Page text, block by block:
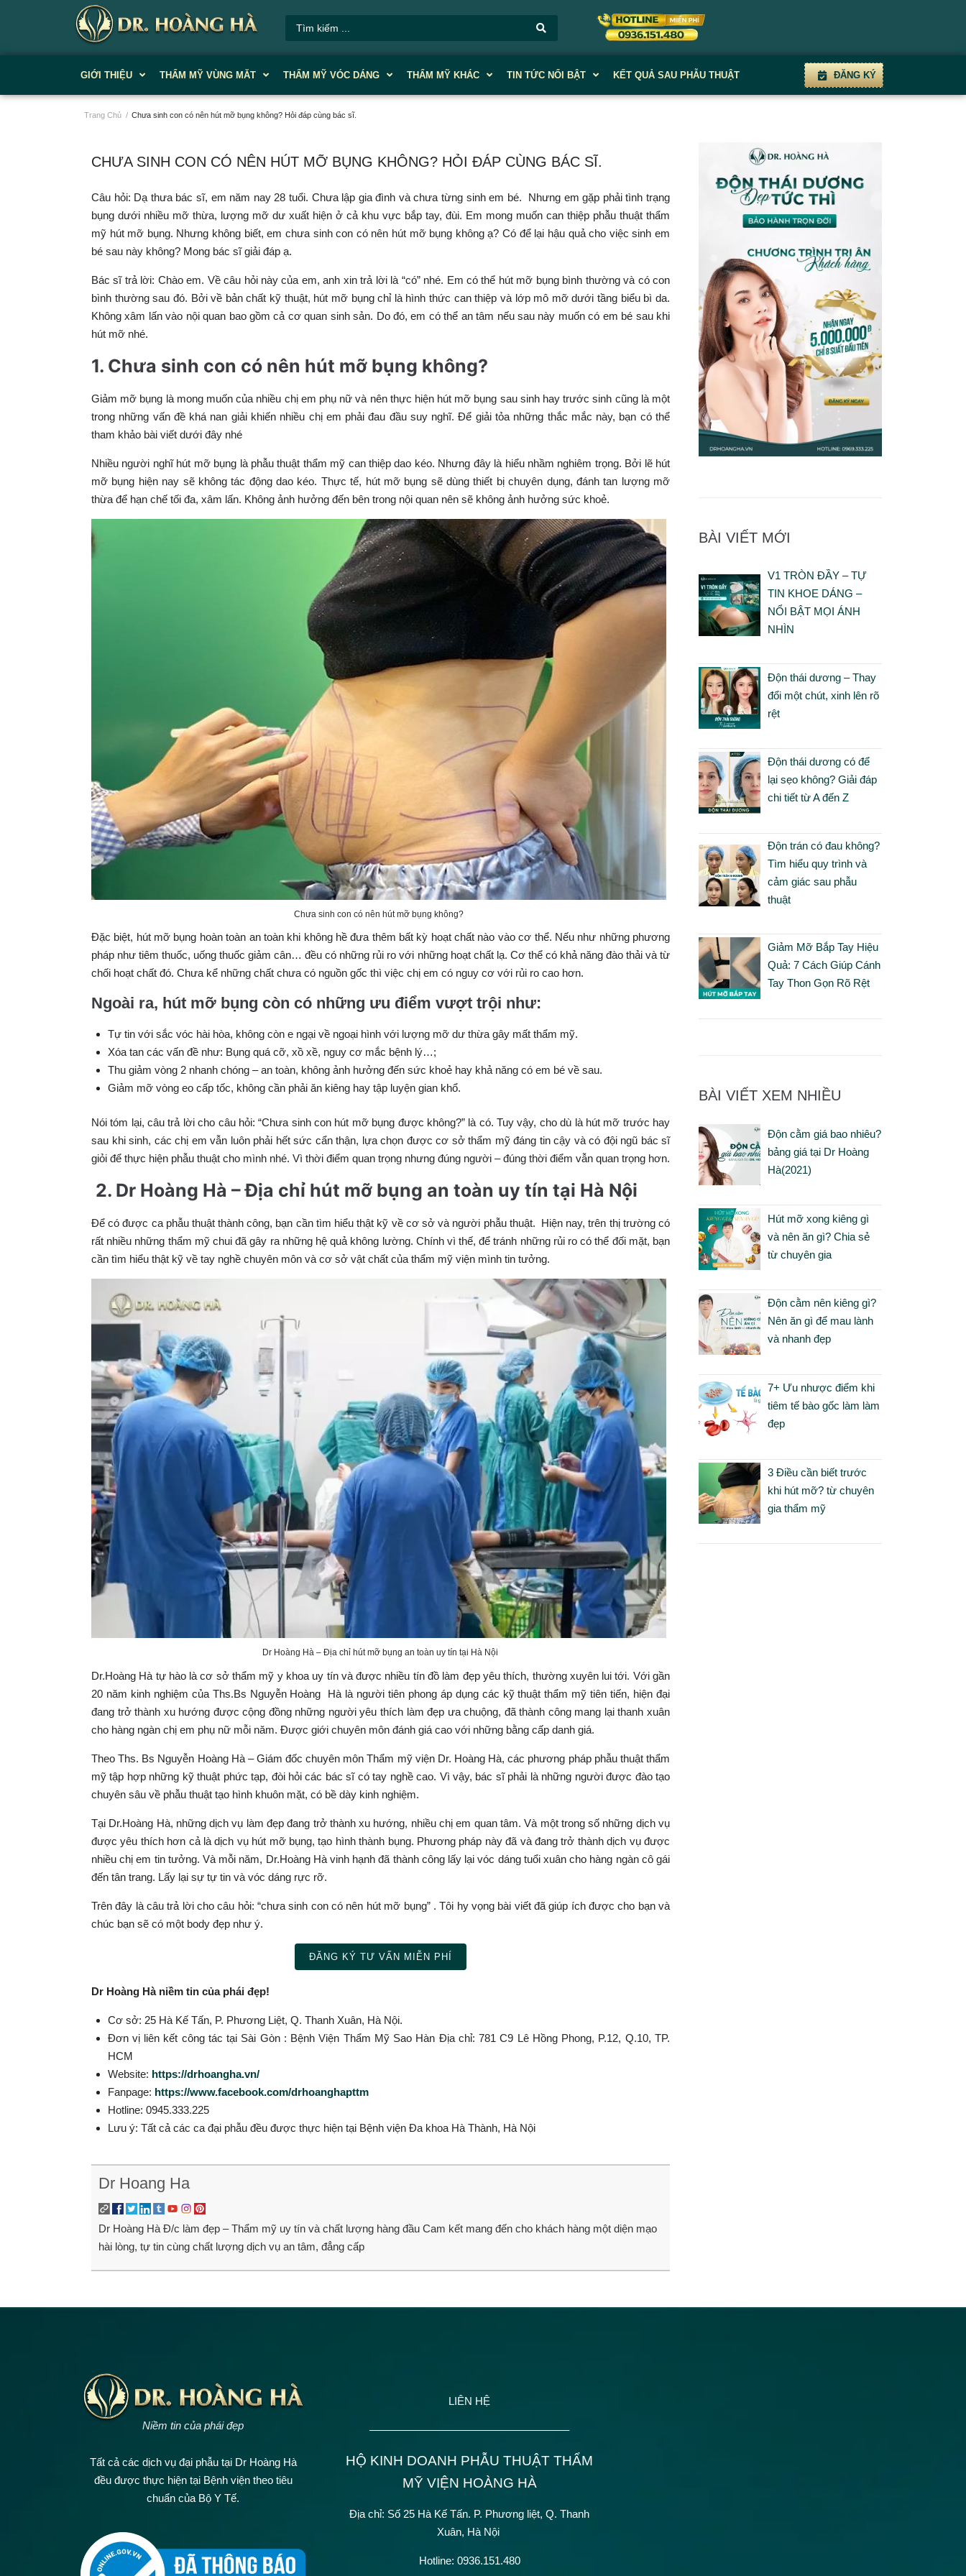
GIỚI THIỆU THẨM MỸ VÙNG MĂT THẨM MỸ VÓC DÁNG THẨM MỸ KHÁC TIN TỨC NỔI BẬT KẾT QUẢ SAU PHẪU THUẬT ĐĂNG KÝ
Trang Chủ / Chưa sinh con có nên hút mỡ bụng không? Hỏi đáp cùng bác sĩ.
CHƯA SINH CON CÓ NÊN HÚT MỠ BỤNG KHÔNG? HỎI ĐÁP CÙNG BÁC SĨ.
Câu hỏi: Dạ thưa bác sĩ, em năm nay 28 tuổi. Chưa lập gia đình và chưa từng sinh em bé. Nhưng em gặp phải tình trạng
bụng dưới nhiều mỡ thừa, lượng mỡ dư xuất hiện ở cả khu vực bắp tay, đùi. Em mong muốn can thiệp phẫu thuật thẩm
mỹ hút mỡ bụng. Nhưng không biết, em chưa sinh con có nên hút mỡ bụng không ạ? Có để lại hậu quả cho việc sinh em
bé sau này không? Mong bác sĩ giải đáp ạ.
Bác sĩ trả lời: Chào em. Về câu hỏi này của em, anh xin trả lời là “có” nhé. Em có thể hút mỡ bụng bình thường và có con
bình thường sau đó. Bởi về bản chất kỹ thuật, hút mỡ bụng chỉ là hình thức can thiệp và lớp mô mỡ dưới tầng biểu bì da.
Không xâm lấn vào nội quan bao gồm cả cơ quan sinh sản. Do đó, em có thể an tâm nếu sau này muốn có em bé sau khi
hút mỡ nhé.
1. Chưa sinh con có nên hút mỡ bụng không?
Giảm mỡ bụng là mong muốn của nhiều chị em phụ nữ và nên thực hiện hút mỡ bụng sau sinh hay trước sinh cũng là một
trong những vấn đề khá nan giải khiến nhiều chị em phải đau đầu suy nghĩ. Để giải tỏa những thắc mắc này, bạn có thể
tham khảo bài viết dưới đây nhé
Nhiều người nghĩ hút mỡ bụng là phẫu thuật thẩm mỹ can thiệp dao kéo. Nhưng đây là hiểu nhầm nghiêm trọng. Bởi lẽ hút
mỡ bụng hiện nay sẽ không tác động dao kéo. Thực tế, hút mỡ bụng sẽ dùng thiết bị chuyên dụng, đánh tan lượng mỡ
thừa để hạn chế tối đa, xâm lấn. Không ảnh hưởng đến bên trong nội quan nên sẽ không ảnh hưởng sức khoẻ.
Chưa sinh con có nên hút mỡ bụng không?
Đặc biệt, hút mỡ bụng hoàn toàn an toàn khi không hề đưa thêm bất kỳ hoạt chất nào vào cơ thể. Nếu như những phương
pháp như tiêm thuốc, uống thuốc giảm cân… đều có những rủi ro với những hoạt chất lạ. Cơ thể có khả năng đào thải và từ
chối hoạt chất đó. Chưa kể những chất chưa có nguồn gốc thì việc chị em có nguy cơ với rủi ro cao hơn.
Ngoài ra, hút mỡ bụng còn có những ưu điểm vượt trội như:
Tự tin với sắc vóc hài hòa, không còn e ngại về ngoại hình với lượng mỡ dư thừa gây mất thẩm mỹ.
Xóa tan các vấn đề như: Bụng quá cỡ, xồ xề, nguy cơ mắc bệnh lý…;
Thu giảm vòng 2 nhanh chóng – an toàn, không ảnh hưởng đến sức khoẻ hay khả năng có em bé về sau.
Giảm mỡ vòng eo cấp tốc, không cần phải ăn kiêng hay tập luyện gian khổ.
Nói tóm lại, câu trả lời cho câu hỏi: “Chưa sinh con hút mỡ bụng được không?” là có. Tuy vậy, cho dù là hút mỡ trước hay
sau khi sinh, các chị em vẫn luôn phải hết sức cẩn thận, lựa chọn được cơ sở thẩm mỹ đáng tin cậy và có đội ngũ bác sĩ
giỏi để thực hiện phẫu thuật cho mình nhé. Vì thời điểm quan trọng nhưng đúng người – đúng thời điểm vẫn quan trọng hơn.
2. Dr Hoàng Hà – Địa chỉ hút mỡ bụng an toàn uy tín tại Hà Nội
Để có được ca phẫu thuật thành công, bạn cần tìm hiểu thật kỹ về cơ sở và người phẫu thuật. Hiện nay, trên thị trường có
rất nhiều những thẩm mỹ chui đã gây ra những hệ quả không lường. Chính vì thế, để tránh những rủi ro có thể đối mặt, bạn
cần tìm hiểu thật kỹ về tay nghề chuyên môn và cơ sở vật chất của thẩm mỹ viện mình tin tưởng.
Dr Hoàng Hà – Địa chỉ hút mỡ bụng an toàn uy tín tại Hà Nội
Dr.Hoàng Hà tự hào là cơ sở thẩm mỹ y khoa uy tín và được nhiều tín đồ làm đẹp yêu thích, thường xuyên lui tới. Với gần
20 năm kinh nghiệm của Ths.Bs Nguyễn Hoàng Hà là người tiên phong áp dụng các kỹ thuật thẩm mỹ tiên tiến, hiện đại
đang trở thành xu hướng được cộng đồng những người yêu thích làm đẹp ưa chuộng, đã thành công mang lại thanh xuân
cho hàng ngàn chị em phụ nữ mỗi năm. Được giới chuyên môn đánh giá cao với những bằng cấp danh giá.
Theo Ths. Bs Nguyễn Hoàng Hà – Giám đốc chuyên môn Thẩm mỹ viện Dr. Hoàng Hà, các phương pháp phẫu thuật thẩm
mỹ tập hợp những kỹ thuật phức tạp, đòi hỏi các bác sĩ có tay nghề cao. Vì vậy, bác sĩ phải là những người được đào tạo
chuyên sâu về phẫu thuật tạo hình khuôn mặt, có bề dày kinh nghiệm.
Tại Dr.Hoàng Hà, những dịch vụ làm đẹp đang trở thành xu hướng, nhiều chị em quan tâm. Và một trong số những dịch vụ
được yêu thích hơn cả là dịch vụ hút mỡ bụng, tạo hình thành bụng. Phương pháp này đã và đang trở thành dịch vụ được
nhiều chị em tin tưởng. Và mỗi năm, Dr.Hoàng Hà vinh hạnh đã thành công lấy lại vóc dáng tuổi xuân cho hàng ngàn cô gái
đến tân trang. Lấy lại sự tự tin và vóc dáng rực rỡ.
Trên đây là câu trả lời cho câu hỏi: “chưa sinh con có nên hút mỡ bụng” . Tôi hy vọng bài viết đã giúp ích được cho bạn và
chúc bạn sẽ có một body đẹp như ý.
ĐĂNG KÝ TƯ VẤN MIỄN PHÍ
Dr Hoàng Hà niềm tin của phái đẹp!
Cơ sở: 25 Hà Kế Tấn, P. Phương Liệt, Q. Thanh Xuân, Hà Nội.
Đơn vị liên kết công tác tại Sài Gòn : Bệnh Viện Thẩm Mỹ Sao Hàn Địa chỉ: 781 C9 Lê Hồng Phong, P.12, Q.10, TP.
HCM
Website: https://drhoangha.vn/
Fanpage: https://www.facebook.com/drhoanghapttm
Hotline: 0945.333.225
Lưu ý: Tất cả các ca đại phẫu đều được thực hiện tại Bệnh viện Đa khoa Hà Thành, Hà Nội
Dr Hoang Ha
Dr Hoàng Hà Đ/c làm đẹp – Thẩm mỹ uy tín và chất lượng hàng đầu Cam kết mang đến cho khách hàng một diện mạo
hài lòng, tự tin cùng chất lượng dịch vụ an tâm, đẳng cấp
BÀI VIẾT MỚI
V1 TRÒN ĐẦY – TỰ
TIN KHOE DÁNG –
NỔI BẬT MỌI ÁNH
NHÌN
Độn thái dương – Thay
đổi một chút, xinh lên rõ
rệt
Độn thái dương có để
lại sẹo không? Giải đáp
chi tiết từ A đến Z
Độn trán có đau không?
Tìm hiểu quy trình và
cảm giác sau phẫu
thuật
Giảm Mỡ Bắp Tay Hiệu
Quả: 7 Cách Giúp Cánh
Tay Thon Gọn Rõ Rệt
BÀI VIẾT XEM NHIỀU
Độn cằm giá bao nhiêu?
bảng giá tại Dr Hoàng
Hà(2021)
Hút mỡ xong kiêng gì
và nên ăn gì? Chia sẻ
từ chuyên gia
Độn cằm nên kiêng gì?
Nên ăn gì để mau lành
và nhanh đẹp
7+ Ưu nhược điểm khi
tiêm tế bào gốc làm làm
đẹp
3 Điều cần biết trước
khi hút mỡ? từ chuyên
gia thẩm mỹ
Niềm tin của phái đẹp
Tất cả các dịch vụ đại phẫu tại Dr Hoàng Hà
đều được thực hiện tại Bệnh viện theo tiêu
chuẩn của Bộ Y Tế.
LIÊN HỆ
——————————————————–
HỘ KINH DOANH PHẪU THUẬT THẨM
MỸ VIỆN HOÀNG HÀ
Địa chỉ: Số 25 Hà Kế Tấn. P. Phương liệt, Q. Thanh
Xuân, Hà Nội
Hotline: 0936.151.480